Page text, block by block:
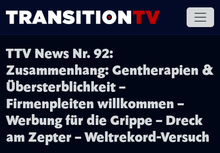
TTV News Nr. 92:
Zusammenhang: Gentherapien &
Übersterblichkeit –
Firmenpleiten willkommen –
Werbung für die Grippe – Dreck
am Zepter – Weltrekord-Versuch